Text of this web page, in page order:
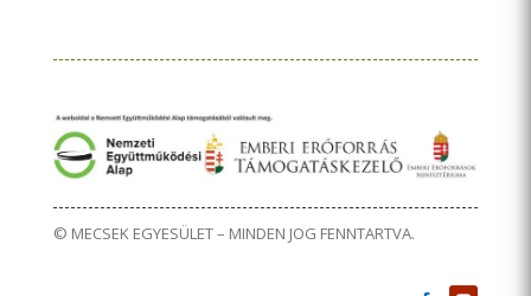
© MECSEK EGYESÜLET – MINDEN JOG FENNTARTVA.